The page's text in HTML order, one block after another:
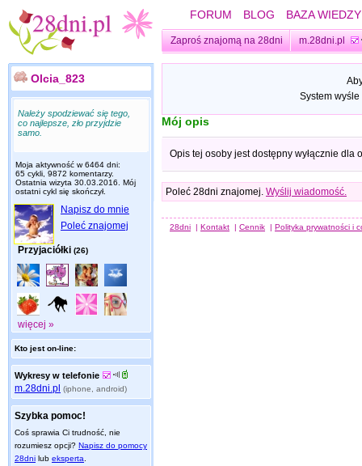
FORUM BLOG BAZA WIEDZY
Zaproś znajomą na 28dni m.28dni.pl
Olcia_823
Należy spodziewać się tego,
co najlepsze, zło przyjdzie
samo.
Moja aktywność w 6464 dni:
65 cykli, 9872 komentarzy.
Ostatnia wizyta 30.03.2016 . Mój
ostatni cykl się skończył.
Napisz do mnie
Poleć znajomej
Przyjaciółki (26)
więcej »
Kto jest on-line:
Wykresy w telefonie
m.28dni.pl (iphone, android)
Szybka pomoc!
Coś sprawia Ci trudność, nie
rozumiesz opcji? Napisz do pomocy
28dni lub eksperta
System
Mój opis
Opis tej osoby jest dostępny wyłącznie dla
Poleć 28dni znajomej. Wyślij wiadomość.
28dni | Kontakt | Cennik | Polityka prywatności i